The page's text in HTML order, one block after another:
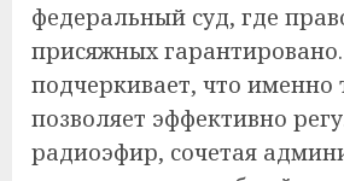
федеральный суд, где
присяжных
подчеркивает, что именно
позволяет эффективно
радиоэфир, сочетая